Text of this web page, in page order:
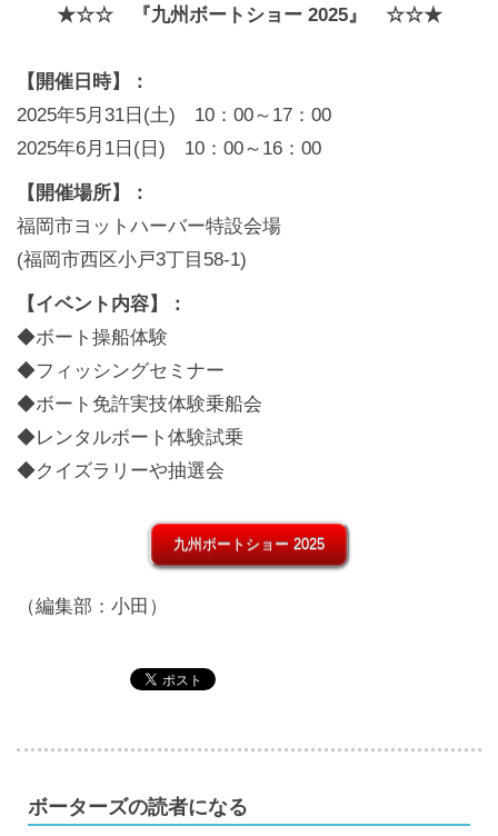
★☆☆ 『九州ボートショー 2025』 ☆☆★
【開催日時】：
2025年5月31日(土) 10：00～17：00
2025年6月1日(日) 10：00～16：00
【開催場所】：
福岡市ヨットハーバー特設会場
(福岡市西区小戸3丁目58-1)
【イベント内容】：
◆ボート操船体験
◆フィッシングセミナー
◆ボート免許実技体験乗船会
◆レンタルボート体験試乗
◆クイズラリーや抽選会
九州ボートショー 2025
（編集部：小田）
ボーターズの読者になる